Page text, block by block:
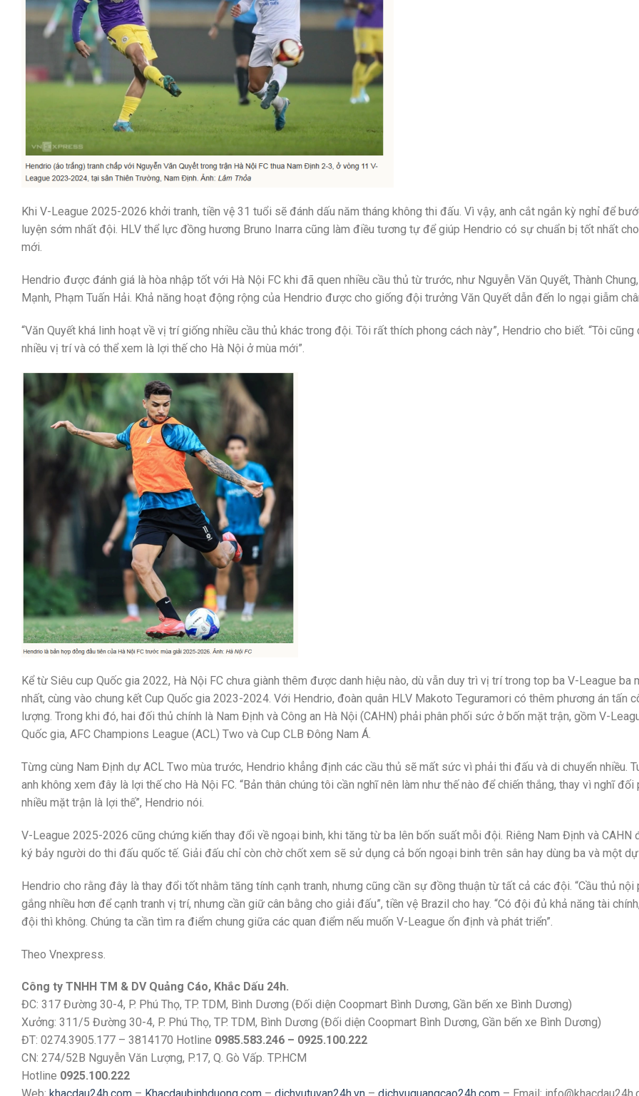
Khi V-League 2025-2026 khởi tranh, tiền vệ 31 tuổi sẽ đánh dấu năm tháng không thi đấu. Vì vậy, anh cắt ngắn kỳ nghỉ để
luyện sớm nhất đội. HLV thể lực đồng hương Bruno Inarra cũng làm điều tương tự để giúp Hendrio có sự chuẩn bị tốt nhất
mới.
Hendrio được đánh giá là hòa nhập tốt với Hà Nội FC khi đã quen nhiều cầu thủ từ trước, như Nguyễn Văn Quyết, Thành
Mạnh, Phạm Tuấn Hải. Khả năng hoạt động rộng của Hendrio được cho giống đội trưởng Văn Quyết dẫn đến lo ngại giẫm
“Văn Quyết khá linh hoạt về vị trí giống nhiều cầu thủ khác trong đội. Tôi rất thích phong cách này”, Hendrio cho biết. “Tôi cũng
nhiều vị trí và có thể xem là lợi thế cho Hà Nội ở mùa mới”.
Kể từ Siêu cup Quốc gia 2022, Hà Nội FC chưa giành thêm được danh hiệu nào, dù vẫn duy trì vị trí trong top ba V-League ba
nhất, cùng vào chung kết Cup Quốc gia 2023-2024. Với Hendrio, đoàn quân HLV Makoto Teguramori có thêm phương án tấn
lượng. Trong khi đó, hai đối thủ chính là Nam Định và Công an Hà Nội (CAHN) phải phân phối sức ở bốn mặt trận, gồm V-
Quốc gia, AFC Champions League (ACL) Two và Cup CLB Đông Nam Á.
Từng cùng Nam Định dự ACL Two mùa trước, Hendrio khẳng định các cầu thủ sẽ mất sức vì phải thi đấu và di chuyển nhiều.
anh không xem đây là lợi thế cho Hà Nội FC. “Bản thân chúng tôi cần nghĩ nên làm như thế nào để chiến thắng, thay vì nghĩ
nhiều mặt trận là lợi thế”, Hendrio nói.
V-League 2025-2026 cũng chứng kiến thay đổi về ngoại binh, khi tăng từ ba lên bốn suất mỗi đội. Riêng Nam Định và CAHN
ký bảy người do thi đấu quốc tế. Giải đấu chỉ còn chờ chốt xem sẽ sử dụng cả bốn ngoại binh trên sân hay dùng ba và một
Hendrio cho rằng đây là thay đổi tốt nhằm tăng tính cạnh tranh, nhưng cũng cần sự đồng thuận từ tất cả các đội. “Cầu thủ nội
gắng nhiều hơn để cạnh tranh vị trí, nhưng cần giữ cân bằng cho giải đấu”, tiền vệ Brazil cho hay. “Có đội đủ khả năng tài
đội thì không. Chúng ta cần tìm ra điểm chung giữa các quan điểm nếu muốn V-League ổn định và phát triển”.
Theo Vnexpress.
Công ty TNHH TM & DV Quảng Cáo, Khắc Dấu 24h.
ĐC: 317 Đường 30-4, P. Phú Thọ, TP. TDM, Bình Dương (Đối diện Coopmart Bình Dương, Gần bến xe Bình Dương)
Xưởng: 311/5 Đường 30-4, P. Phú Thọ, TP. TDM, Bình Dương (Đối diện Coopmart Bình Dương, Gần bến xe Bình Dương)
ĐT: 0274.3905.177 – 3814170 Hotline 0985.583.246 – 0925.100.222
CN: 274/52B Nguyễn Văn Lượng, P.17, Q. Gò Vấp. TP.HCM
Hotline 0925.100.222